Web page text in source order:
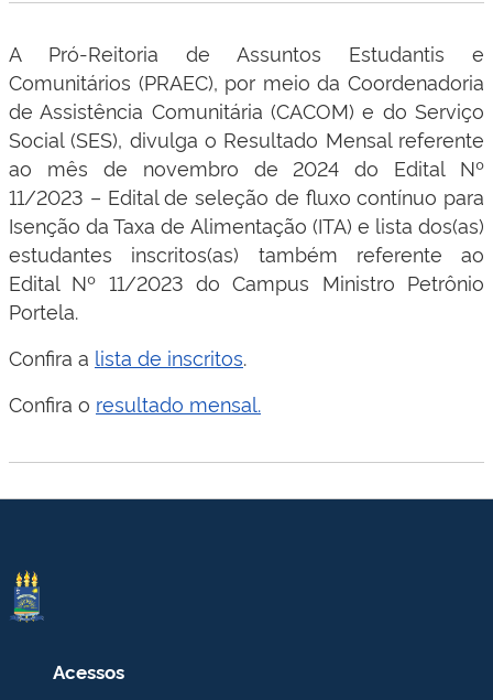
A Pró-Reitoria de Assuntos Estudantis e
Comunitários (PRAEC), por meio da Coordenadoria
de Assistência Comunitária (CACOM) e do Serviço
Social (SES), divulga o Resultado Mensal referente
ao mês de novembro de 2024 do Edital Nº
11/2023 – Edital de seleção de fluxo contínuo para
Isenção da Taxa de Alimentação (ITA) e lista dos(as)
estudantes inscritos(as) também referente ao
Edital Nº 11/2023 do Campus Ministro Petrônio
Portela.
Confira a lista de inscritos.
Confira o resultado mensal.
Acessos